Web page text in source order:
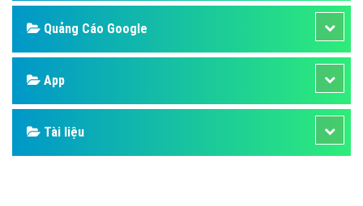
Quảng Cáo Google
App
Tài liệu